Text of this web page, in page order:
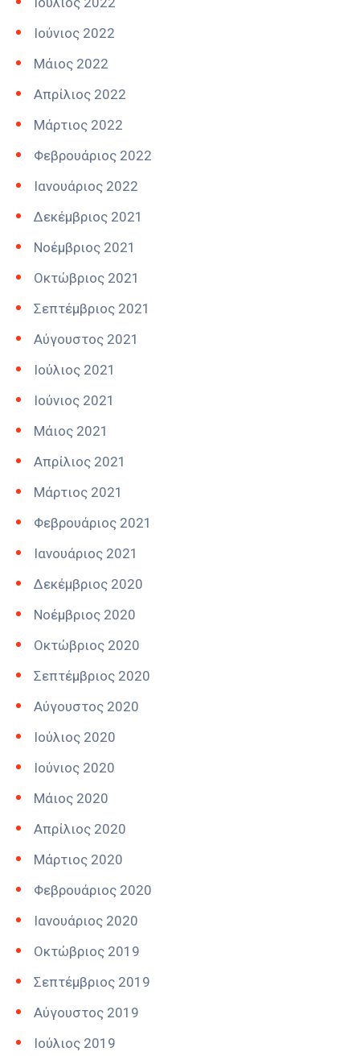
Ιούνιος 2022
Μάιος 2022
Απρίλιος 2022
Μάρτιος 2022
Φεβρουάριος 2022
Ιανουάριος 2022
Δεκέμβριος 2021
Νοέμβριος 2021
Οκτώβριος 2021
Σεπτέμβριος 2021
Αύγουστος 2021
Ιούλιος 2021
Ιούνιος 2021
Μάιος 2021
Απρίλιος 2021
Μάρτιος 2021
Φεβρουάριος 2021
Ιανουάριος 2021
Δεκέμβριος 2020
Νοέμβριος 2020
Οκτώβριος 2020
Σεπτέμβριος 2020
Αύγουστος 2020
Ιούλιος 2020
Ιούνιος 2020
Μάιος 2020
Απρίλιος 2020
Μάρτιος 2020
Φεβρουάριος 2020
Ιανουάριος 2020
Οκτώβριος 2019
Σεπτέμβριος 2019
Αύγουστος 2019
Ιούλιος 2019